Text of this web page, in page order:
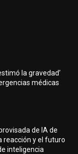
la gravedad’
médicas
de IA de
reacción y el futuro
inteligencia